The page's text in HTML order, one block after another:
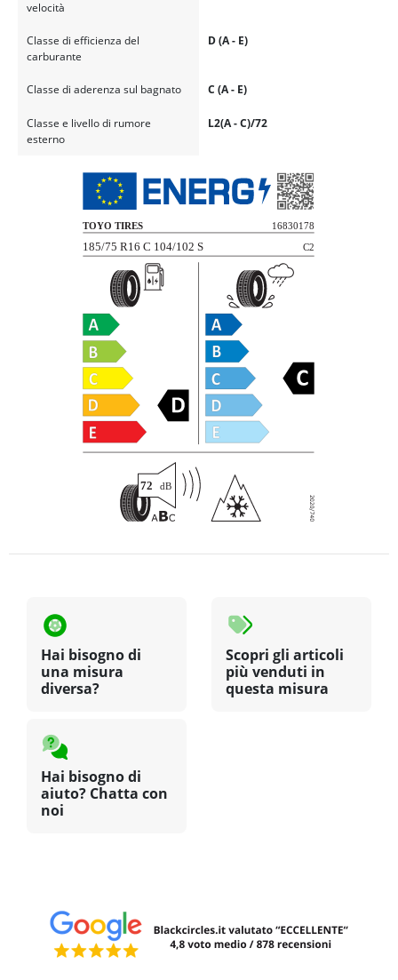
velocità
Classe di efficienza del
carburante
D (A - E)
Classe di aderenza sul bagnato C (A - E)
Classe e livello di rumore
esterno
L2(A - C)/72
Hai bisogno di
una misura
diversa?
Scopri gli articoli
più venduti in
questa misura
Hai bisogno di
aiuto? Chatta con
noi